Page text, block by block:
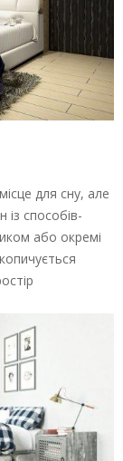
для сну, але
із способів-
або окремі